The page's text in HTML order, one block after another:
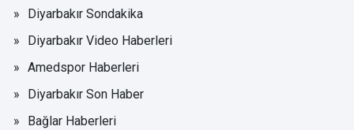
Diyarbakır Sondakika
Diyarbakır Video Haberleri
Amedspor Haberleri
Diyarbakır Son Haber
Bağlar Haberleri